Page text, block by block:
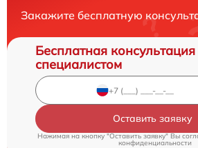
Закажите бесплатную
Бесплатная консультация
специалистом
Оставить заявку
Нажимая на кнопку "Оставить заявку" Вы
конфиденциальности